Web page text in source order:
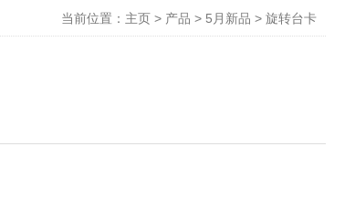
当前位置：主页 > 产品 > 5月新品 > 旋转台卡